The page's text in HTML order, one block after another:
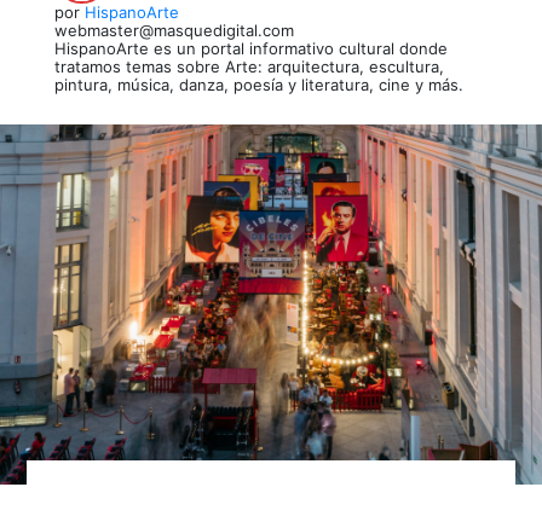
por HispanoArte
webmaster@masquedigital.com
HispanoArte es un portal informativo cultural donde
tratamos temas sobre Arte: arquitectura, escultura,
pintura, música, danza, poesía y literatura, cine y más.